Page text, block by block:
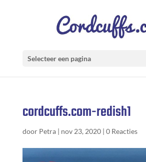
Selecteer een pagina
cordcuffs.com-redish1
door Petra| nov 23, 2020| 0 Reacties